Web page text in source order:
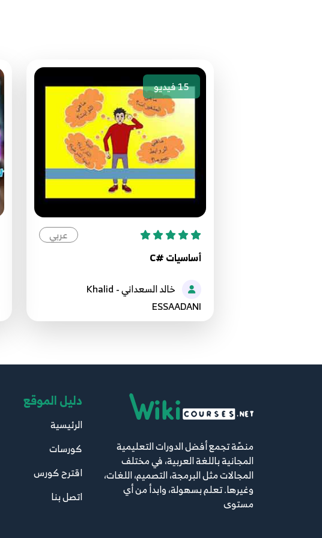
15فيديو
عربي
أساسيات #C
خالد السعداني - Khalid
ESSAADANI
منصّة تجمع أفضل الدورات التعليمية
المجانية باللغة العربية، في مختلف
المجالات مثل البرمجة، التصميم، اللغات،
وغيرها. تعلم بسهولة، وابدأ من أي
مستوى
دليل الموقع
الرئيسية
كورسات
اقترح كورس
اتصل بنا